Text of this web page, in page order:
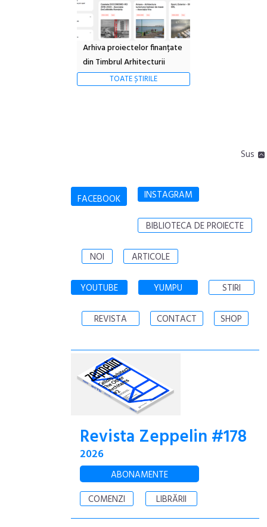
Arhiva proiectelor finanțate
din Timbrul Arhitecturii
TOATE ȘTIRILE
Sus
FACEBOOK INSTAGRAM
BIBLIOTECA DE PROIECTE
NOI ARTICOLE
YOUTUBE YUMPU STIRI
REVISTA CONTACT SHOP
Revista Zeppelin #178
2026
ABONAMENTE
COMENZI
LIBRĂRII